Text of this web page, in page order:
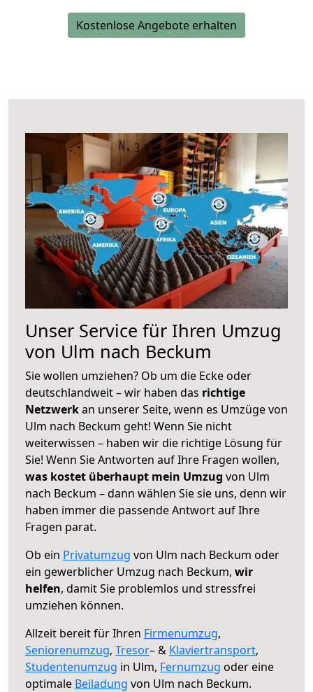
Kostenlose Angebote erhalten
Unser Service für Ihren Umzug
von Ulm nach Beckum
Sie wollen umziehen? Ob um die Ecke oder
deutschlandweit – wir haben das richtige
Netzwerkan unserer Seite, wenn es Umzüge von
Ulm nach Beckum geht! Wenn Sie nicht
weiterwissen – haben wir die richtige Lösung für
Sie! Wenn Sie Antworten auf Ihre Fragen wollen,
was kostet überhaupt mein Umzug von Ulm
nach Beckum – dann wählen Sie sie uns, denn wir
haben immer die passende Antwort auf Ihre
Fragen parat.
Ob ein Privatumzug von Ulm nach Beckum oder
ein gewerblicher Umzug nach Beckum, wir
helfen, damit Sie problemlos und stressfrei
umziehen können.
Allzeit bereit für Ihren Firmenumzug,
Seniorenumzug, Tresor– & Klaviertransport,
Studentenumzug in Ulm, Fernumzug oder eine
optimale Beiladung von Ulm nach Beckum.